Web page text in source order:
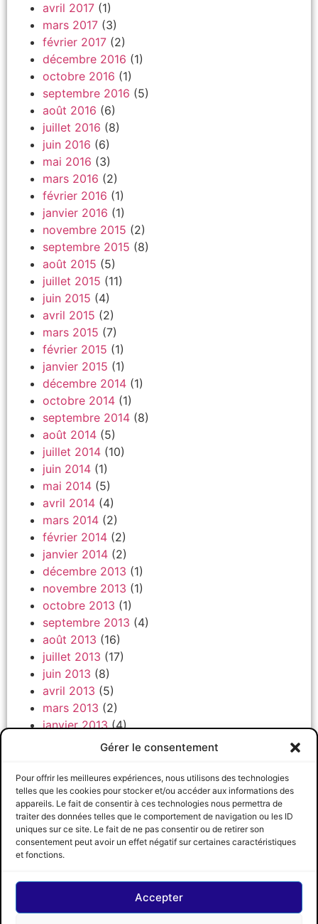
Gérer le consentement
Pour offrir les meilleures expériences, nous utilisons des technologies
telles que les cookies pour stocker et/ou accéder aux informations des
appareils. Le fait de consentir à ces technologies nous permettra de
traiter des données telles que le comportement de navigation ou les ID
uniques sur ce site. Le fait de ne pas consentir ou de retirer son
consentement peut avoir un effet négatif sur certaines caractéristiques
et fonctions.
Accepter
avril 2017 (1)
mars 2017 (3)
février 2017 (2)
décembre 2016 (1)
octobre 2016 (1)
septembre 2016 (5)
août 2016 (6)
juillet 2016 (8)
juin 2016 (6)
mai 2016 (3)
mars 2016 (2)
février 2016 (1)
janvier 2016 (1)
novembre 2015 (2)
septembre 2015 (8)
août 2015 (5)
juillet 2015 (11)
juin 2015 (4)
avril 2015 (2)
mars 2015 (7)
février 2015 (1)
janvier 2015 (1)
décembre 2014 (1)
octobre 2014 (1)
septembre 2014 (8)
août 2014 (5)
juillet 2014 (10)
juin 2014 (1)
mai 2014 (5)
avril 2014 (4)
mars 2014 (2)
février 2014 (2)
janvier 2014 (2)
décembre 2013 (1)
novembre 2013 (1)
octobre 2013 (1)
septembre 2013 (4)
août 2013 (16)
juillet 2013 (17)
juin 2013 (8)
avril 2013 (5)
mars 2013 (2)
janvier 2013(4)
décembre 2012(2)
octobre 2012(2)
septembre 2012(17)
CRCCQ